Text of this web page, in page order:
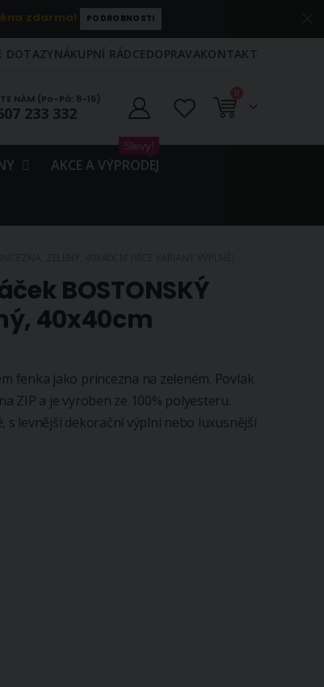
zdarma! PODROBNOSTI
DOTAZYNÁKUPNÍ RÁDCEDOPRAVAKONTAKT
NÁM (Po-Pá: 8-16)
233 332 Košík
0položky
AKCE A VÝPRODEJ
Slevy!
BOSTONSKÝ
40x40cm
fenka jako princezna na zeleném. Povlak
ZIP a je vyroben ze 100% polyesteru.
s levnější dekorační výplní nebo luxusnější